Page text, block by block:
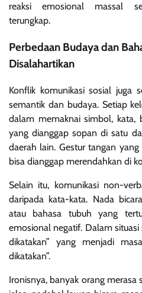
reaksi emosional massal
terungkap.
Perbedaan Budaya dan
Disalahartikan
Konflik komunikasi sosial juga
semantik dan budaya. Setiap
dalam memaknai simbol, kata,
yang dianggap sopan di satu
daerah lain. Gestur tangan
bisa dianggap merendahkan di
Selain itu, komunikasi non-
daripada kata-kata. Nada
atau bahasa tubuh yang
emosional negatif. Dalam situasi
dikatakan” yang menjadi
dikatakan”.
Ironisnya, banyak orang merasa